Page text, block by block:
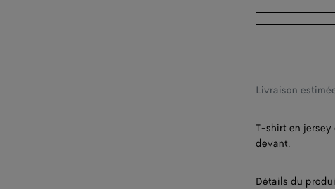
XXL
Livraison
T-shirt en
devant.
Détails du